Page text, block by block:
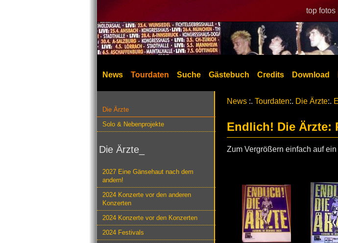
top fotos |
News Tourdaten Suche Gästebuch Credits Download
Die Ärzte
Solo & Nebenprojekte
Die Ärzte_
2027 Eine Gänsehaut nach dem
andern!
2024 Konzerte vor den anderen
Konzerten
2024 Konzerte vor den Konzerten
2024 Festivals
News :. Tourdaten:. Die Ärzte:.
Endlich! Die Ärzte:
Zum Vergrößern einfach auf